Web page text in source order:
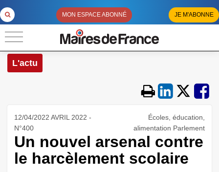
MON ESPACE ABONNÉ JE M'ABONNE
L'actu
12/04/2022 AVRIL 2022 -
N°400
Écoles, éducation,
alimentation Parlement
Un nouvel arsenal contre
le harcèlement scolaire